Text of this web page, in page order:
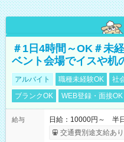
＃1日4時間～OK＃未
ベント会場でイスや机
アルバイト 職種未経験OK 社
ブランクOK
WEB登録・面接OK
給与
日給：10000円～ 半
交通費別途支給あり